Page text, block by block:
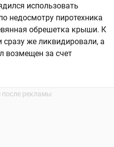
использовать
пиротехника
обрешетка крыши. К
сразу же ликвидировали, а
возмещен за счет